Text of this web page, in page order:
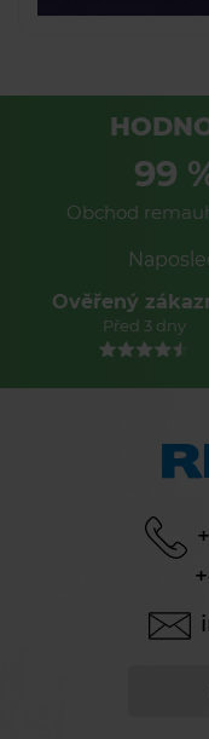
99
Obchod
Ověřený
Před 3 dny